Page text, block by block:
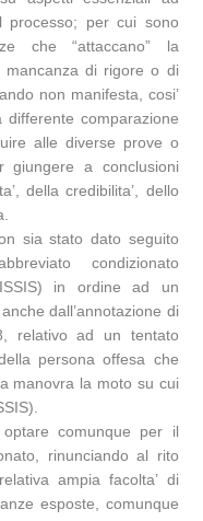
processo; per cui sono
che “attaccano” la
mancanza di rigore o di
non manifesta, cosi’
comparazione
alle diverse prove o
giungere a conclusioni
della credibilita’, dello
sia stato dato seguito
condizionato
in ordine ad un
dall’annotazione di
relativo ad un tentato
persona offesa che
manovra la moto su cui
comunque per il
rinunciando al rito
ampia facolta’ di
esposte, comunque